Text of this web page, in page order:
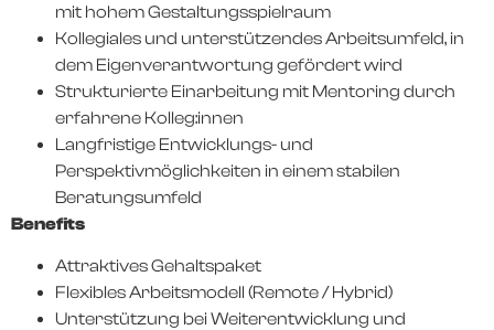
mit hohem Gestaltungsspielraum
Kollegiales und unterstützendes Arbeitsumfeld, in
dem Eigenverantwortung gefördert wird
Strukturierte Einarbeitung mit Mentoring durch
erfahrene Kolleg:innen
Langfristige Entwicklungs- und
Perspektivmöglichkeiten in einem stabilen
Beratungsumfeld
Benefits
Attraktives Gehaltspaket
Flexibles Arbeitsmodell (Remote / Hybrid)
Unterstützung bei Weiterentwicklung und